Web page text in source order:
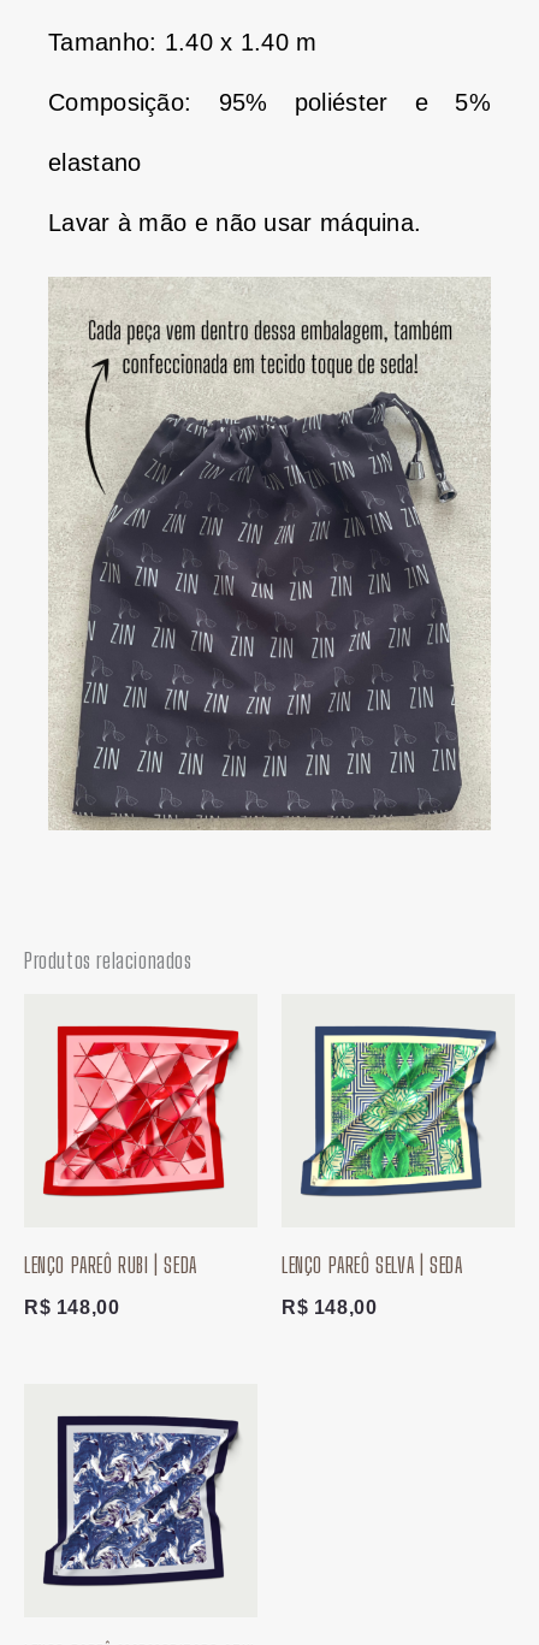
Tamanho: 1.40 x 1.40 m
Composição: 95% poliéster e 5%
elastano
Lavar à mão e não usar máquina.
Produtos relacionados
LENÇO PAREÔ RUBI | SEDA
R$ 148,00
LENÇO PAREÔ SELVA | SEDA
R$ 148,00